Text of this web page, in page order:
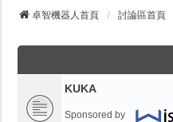
卓智機器人首頁 討論區首頁
KUKA
Sponsored by